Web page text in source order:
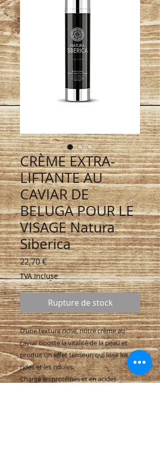
CRÈME EXTRA-
LIFTANTE AU
CAVIAR DE
BELUGA POUR LE
VISAGE Natura
Siberica
22,70 €Prix
TVA Incluse
Rupture de stock
D’une texture riche, notre crème au
caviar booste la vitalité de la peau et
produit un effet tenseur, qui lisse les
rides et les ridules.
Chargé en protéines et en acides